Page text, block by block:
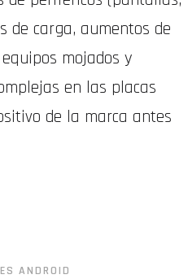
de carga, aumentos de
mojados y
en las placas
de la marca antes
ANDROID